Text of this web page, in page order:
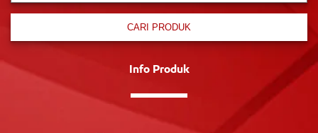
CARI PRODUK
Info Produk